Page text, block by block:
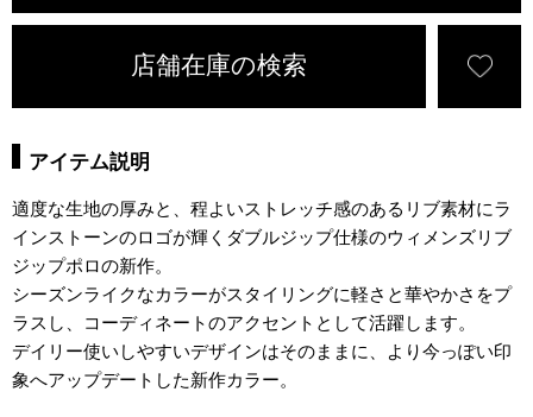
店舗在庫の検索
アイテム説明
適度な生地の厚みと、程よいストレッチ感のあるリブ素材にラ
インストーンのロゴが輝くダブルジップ仕様のウィメンズリブ
ジップポロの新作。
シーズンライクなカラーがスタイリングに軽さと華やかさをプ
ラスし、コーディネートのアクセントとして活躍します。
デイリー使いしやすいデザインはそのままに、より今っぽい印
象へアップデートした新作カラー。